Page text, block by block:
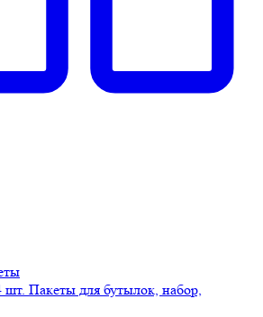
шт. Пакеты для бутылок, набор,